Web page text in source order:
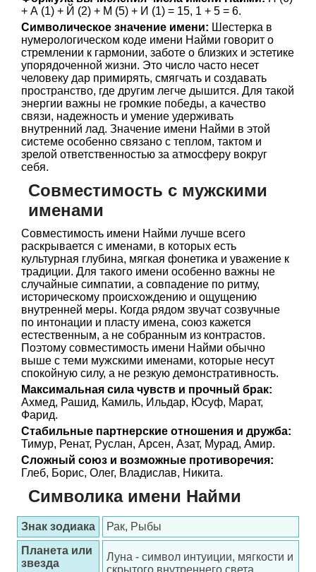
+ А (1) + Й (2) + М (5) + И (1) = 15, 1 + 5 = 6.
Символическое значение имени: Шестерка в
нумерологическом коде имени Найми говорит о
стремлении к гармонии, заботе о близких и эстетике
упорядоченной жизни. Это число часто несет
человеку дар примирять, смягчать и создавать
пространство, где другим легче дышится. Для такой
энергии важны не громкие победы, а качество
связи, надежность и умение удерживать
внутренний лад. Значение имени Найми в этой
системе особенно связано с теплом, тактом и
зрелой ответственностью за атмосферу вокруг
себя.
Совместимость с мужскими
именами
Совместимость имени Найми лучше всего
раскрывается с именами, в которых есть
культурная глубина, мягкая фонетика и уважение к
традиции. Для такого имени особенно важны не
случайные симпатии, а совпадение по ритму,
историческому происхождению и ощущению
внутренней меры. Когда рядом звучат созвучные
по интонации и пласту имена, союз кажется
естественным, а не собранным из контрастов.
Поэтому совместимость имени Найми обычно
выше с теми мужскими именами, которые несут
спокойную силу, а не резкую демонстративность.
Максимальная сила чувств и прочный брак:
Ахмед, Рашид, Камиль, Ильдар, Юсуф, Марат,
Фарид.
Стабильные партнерские отношения и дружба:
Тимур, Ренат, Руслан, Арсен, Азат, Мурад, Амир.
Сложный союз и возможные противоречия:
Глеб, Борис, Олег, Владислав, Никита.
Символика имени Найми
Знак зодиака
Рак, Рыбы
Планета или
звезда
Луна - символ интуиции, мягкости и
скрытого внутреннего света